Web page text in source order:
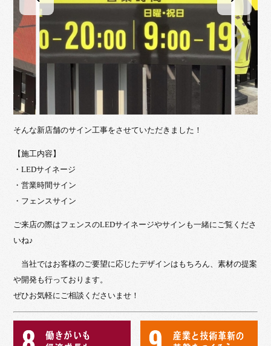
そんな新店舗のサイン工事をさせていただきました！
【施工内容】
・LEDサイネージ
・営業時間サイン
・フェンスサイン
ご来店の際はフェンスのLEDサイネージやサインも一緒にご覧くださ
いね♪
当社ではお客様のご要望に応じたデザインはもちろん、素材の提案
や開発も行っております。
ぜひお気軽にご相談くださいませ！